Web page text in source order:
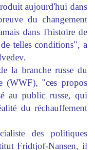
aujourd'hui dans
du changement
dans l'histoire de
telles conditions", a
la branche russe du
(WWF), "ces propos
au public russe, qui
du réchauffement
des politiques
Fridtjof-Nansen, il